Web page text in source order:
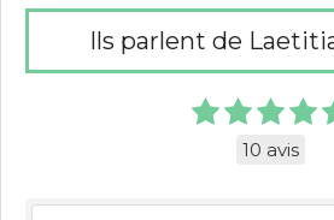
Ils parlent de
10 avis